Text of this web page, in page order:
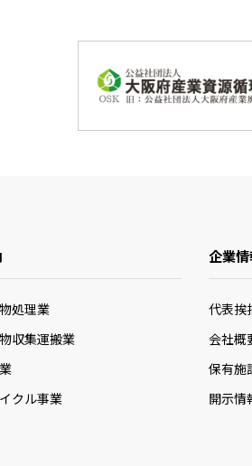
処理業
収集運搬業
クル事業
企業
代表挨
会社概
保有施
開示情